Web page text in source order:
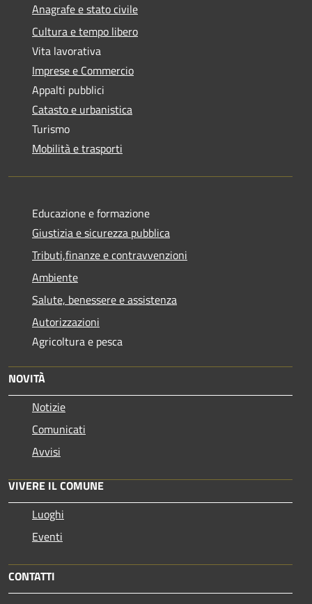
Anagrafe e stato civile
Cultura e tempo libero
Vita lavorativa
Imprese e Commercio
Appalti pubblici
Catasto e urbanistica
Turismo
Mobilità e trasporti
Educazione e formazione
Giustizia e sicurezza pubblica
Tributi,finanze e contravvenzioni
Ambiente
Salute, benessere e assistenza
Autorizzazioni
Agricoltura e pesca
NOVITÀ
Notizie
Comunicati
Avvisi
VIVERE IL COMUNE
Luoghi
Eventi
CONTATTI